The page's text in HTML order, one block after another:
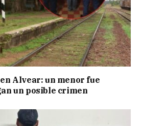
Alvear: un menor fue
un posible crimen